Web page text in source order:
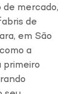
mercado,
de
em São
a
primeiro